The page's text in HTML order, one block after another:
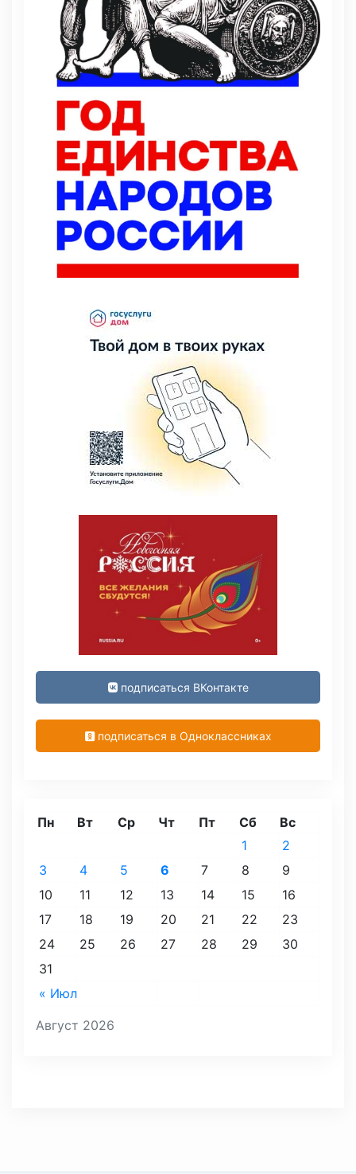
подписаться ВКонтакте
подписаться в Одноклассниках
Август 2026
Пн Вт Ср Чт Пт Сб Вс
« Июл
1
2
3
4 5 6 7 8
9
10
11 12 13 14 15
16
17
18 19 20 21 22
23
24
25 26 27 28 29
30
31